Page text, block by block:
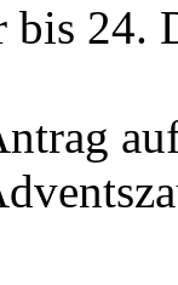
bis 24.